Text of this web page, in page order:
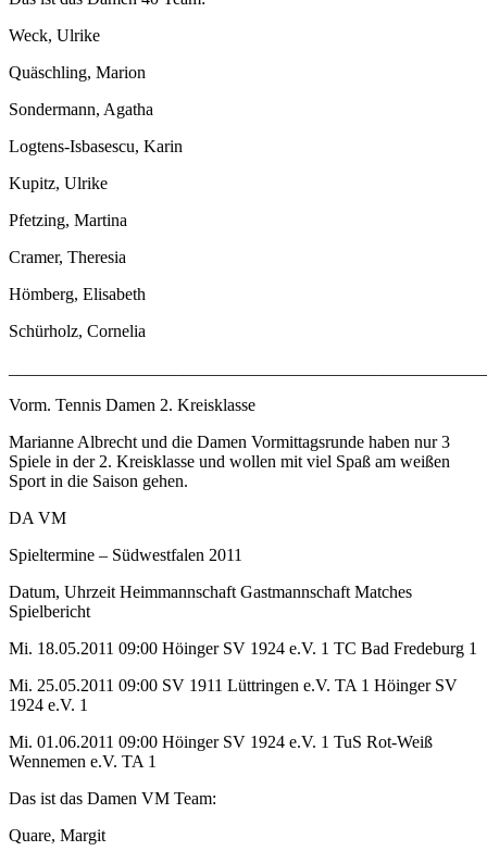
Weck, Ulrike
Quäschling, Marion
Sondermann, Agatha
Logtens-Isbasescu, Karin
Kupitz, Ulrike
Pfetzing, Martina
Cramer, Theresia
Hömberg, Elisabeth
Schürholz, Cornelia
Vorm. Tennis Damen 2. Kreisklasse
Marianne Albrecht und die Damen Vormittagsrunde haben nur 3
Spiele in der 2. Kreisklasse und wollen mit viel Spaß am weißen
Sport in die Saison gehen.
DA VM
Spieltermine – Südwestfalen 2011
Datum, Uhrzeit Heimmannschaft Gastmannschaft Matches
Spielbericht
Mi. 18.05.2011 09:00 Höinger SV 1924 e.V. 1 TC Bad Fredeburg 1
Mi. 25.05.2011 09:00 SV 1911 Lüttringen e.V. TA 1 Höinger SV
1924 e.V. 1
Mi. 01.06.2011 09:00 Höinger SV 1924 e.V. 1 TuS Rot-Weiß
Wennemen e.V. TA 1
Das ist das Damen VM Team:
Quare, Margit